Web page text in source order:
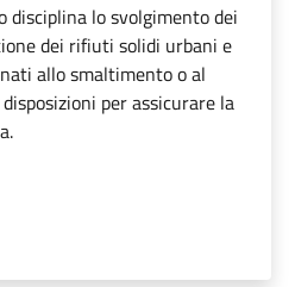
disciplina lo svolgimento dei
dei rifiuti solidi urbani e
allo smaltimento o al
per assicurare la